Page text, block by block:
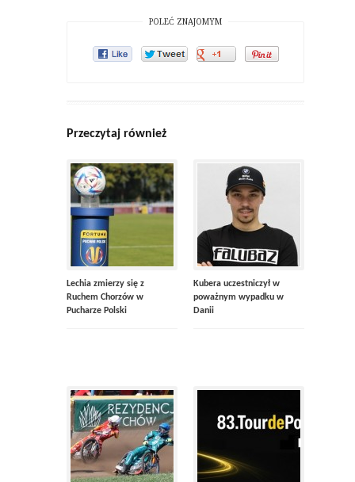
POLEĆ ZNAJOMYM
Przeczytaj również
Lechia zmierzy się z
Ruchem Chorzów w
Pucharze Polski
Kubera uczestniczył w
poważnym wypadku w
Danii